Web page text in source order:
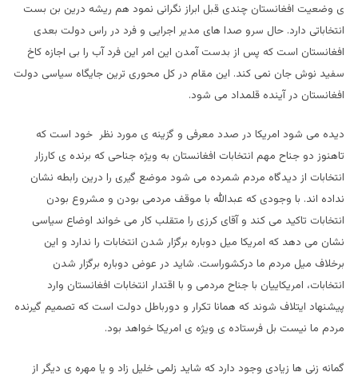
ی وضعیت افغانستان چندی قبل ابراز نگرانی نمود هم ریشه درین بن بست
انتخاباتی دارد. حال سرو صدا های مدیر اجرایی و فرد در راس دولت بعدی
افغانستان است که پس از بدست آمدن این امر این فرد آب را بی اجازه کاخ
سفید نوش جان نمی کند. این مقام در کل محوری ترین جایگاه سیاسی دولت
افغانستان در آینده قلمداد می شود.
دیده می شود امریکا در صدد معرفی و گزینه ی مورد نظر خود است که
تاهنوز دو جناح مهم انتخابات افغانستان به ویژه جناحی که برنده ی کارزار
انتخابات از دیدگاه مردم شمرده می شود موضع گیری را درین رابطه نشان
نداده اند. با وجودی که عبدالله با موقف مردمی بودن و مشروع بودن
انتخابات تاکید می کند و آقای کرزی را متقلب کار می خواند اوضاع سیاسی
نشان می دهد که امریکا میل دوباره برگزار شدن انتخابات را ندارد و این
برخلاف میل مردم ما درکشوراست. شاید در عوض دوباره برگزار شدن
انتخابات، امریکاییان با جناح مردمی و با اقتدار انتخابات افغانستان وارد
پیشنهاد ایتلاف شوند که همانا تکرار و دورباطل دولت است که تصمیم گیرنده
مردم ما نیست بل فرستاده ی ویژه ی امریکا خواهد بود.
گمانه زنی ها زیادی وجود دارد که شاید زلمی خلیل زاد و یا مهره ی دیگر از